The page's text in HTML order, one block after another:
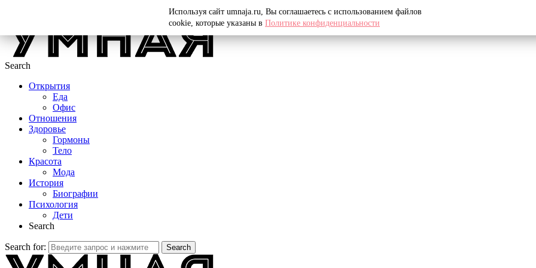
Search
Открытия
Еда
Офис
Отношения
Здоровье
Гормоны
Тело
Красота
Мода
История
Биографии
Психология
Дети
Search
Search for: Search
Используя сайт umnaja.ru, Вы соглашаетесь с использованием файлов
cookie, которые указаны в Политике конфиденциальности